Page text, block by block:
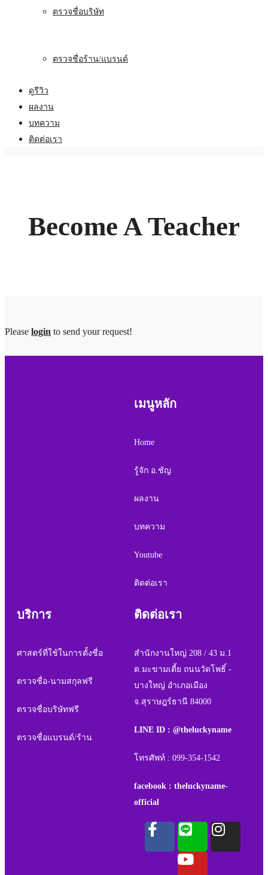
ตรวจชื่อบริษัท
ตรวจชื่อร้าน/แบรนด์
ดูรีวิว
ผลงาน
บทความ
ติดต่อเรา
Become A Teacher
Please login to send your request!
เมนูหลัก
Home
รู้จัก อ.ชัญ
ผลงาน
บทความ
Youtube
ติดต่อเรา
บริการ
ศาสตร์ที่ใช้ในการตั้งชื่อ
ตรวจชื่อ-นามสกุลฟรี
ตรวจชื่อบริษัทฟรี
ตรวจชื่อแบรนด์/ร้าน
ติดต่อเรา
สำนักงานใหญ่ 208 / 43 ม.1
ต.มะขามเตี้ย ถนนวัดโพธิ์ -
บางใหญ่ อำเภอเมือง
จ.สุราษฎร์ธานี 84000
LINE ID : @theluckyname
โทรศัพท์ : 099-354-1542
facebook : theluckyname-
official